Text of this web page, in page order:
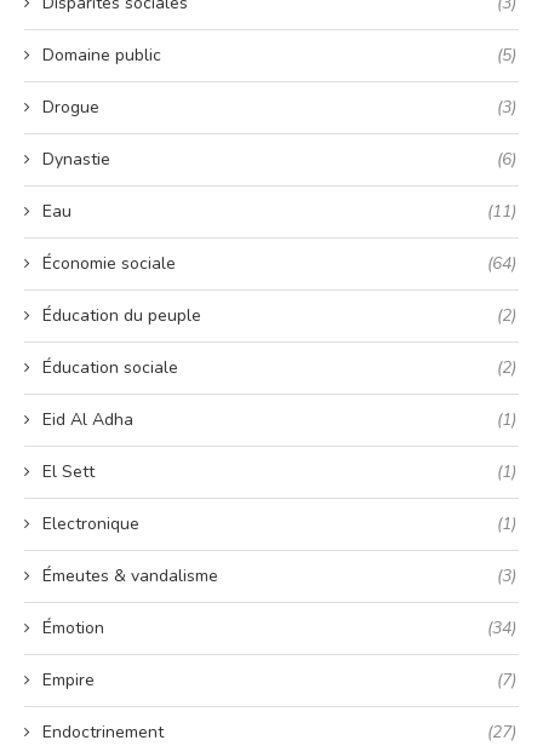
Domaine public (5)
Drogue (3)
Dynastie (6)
Eau (11)
Économie sociale (64)
Éducation du peuple (2)
Éducation sociale (2)
Eid Al Adha (1)
El Sett (1)
Electronique (1)
Émeutes & vandalisme (3)
Émotion (34)
Empire (7)
Endoctrinement (27)